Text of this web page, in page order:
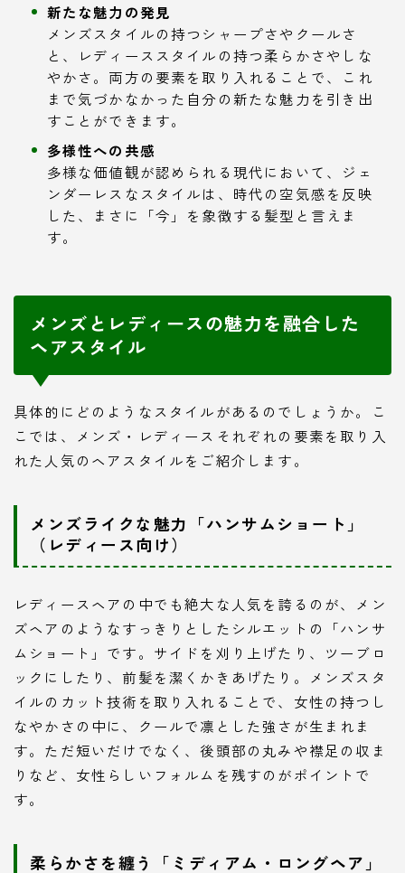
新たな魅力の発見
メンズスタイルの持つシャープさやクールさ
と、レディーススタイルの持つ柔らかさやしな
やかさ。両方の要素を取り入れることで、これ
まで気づかなかった自分の新たな魅力を引き出
すことができます。
多様性への共感
多様な価値観が認められる現代において、ジェ
ンダーレスなスタイルは、時代の空気感を反映
した、まさに「今」を象徴する髪型と言えま
す。
メンズとレディースの魅力を融合した
ヘアスタイル
具体的にどのようなスタイルがあるのでしょうか。こ
こでは、メンズ・レディースそれぞれの要素を取り入
れた人気のヘアスタイルをご紹介します。
メンズライクな魅力「ハンサムショート」
（レディース向け）
レディースヘアの中でも絶大な人気を誇るのが、メン
ズヘアのようなすっきりとしたシルエットの「ハンサ
ムショート」です。サイドを刈り上げたり、ツーブロ
ックにしたり、前髪を潔くかきあげたり。メンズスタ
イルのカット技術を取り入れることで、女性の持つし
なやかさの中に、クールで凛とした強さが生まれま
す。ただ短いだけでなく、後頭部の丸みや襟足の収ま
りなど、女性らしいフォルムを残すのがポイントで
す。
柔らかさを纏う「ミディアム・ロングヘア」